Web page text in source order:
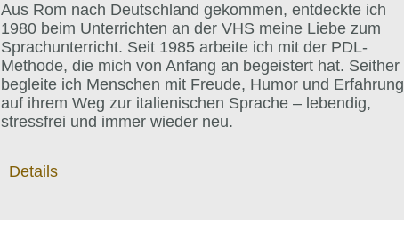
Aus Rom nach Deutschland gekommen, entdeckte ich
1980 beim Unterrichten an der VHS meine Liebe zum
Sprachunterricht. Seit 1985 arbeite ich mit der PDL-
Methode, die mich von Anfang an begeistert hat. Seither
begleite ich Menschen mit Freude, Humor und Erfahrung
auf ihrem Weg zur italienischen Sprache – lebendig,
stressfrei und immer wieder neu.
Details